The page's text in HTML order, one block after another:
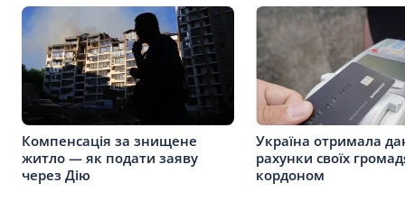
Компенсація за знищене
житло — як подати заяву
через Дію
Україна отримала
рахунки своїх
кордоном